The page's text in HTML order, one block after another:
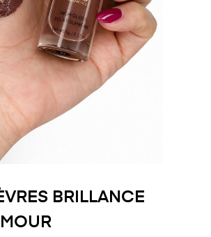
BRILLANCE